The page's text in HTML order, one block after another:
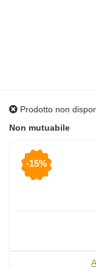
Prodotto non
Non mutuabile
Sconto
del
15%